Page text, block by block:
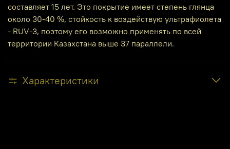
составляет 15 лет. Это покрытие имеет степень глянца
около 30-40 %, стойкость к воздействую ультрафиолета
- RUV-3, поэтому его возможно применять по всей
территории Казахстана выше 37 параллели.
Характеристики